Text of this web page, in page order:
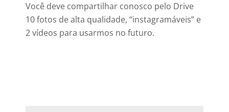
Você deve compartilhar conosco pelo Drive
10 fotos de alta qualidade, “instagramáveis” e
2 vídeos para usarmos no futuro.